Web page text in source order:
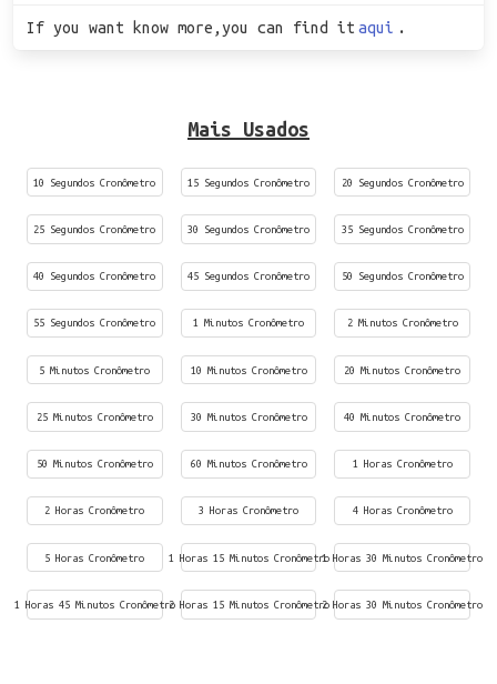
If you want know more,you can find it aqui .
Mais Usados
10 Segundos Cronômetro 15 Segundos Cronômetro 20 Segundos Cronômetro
25 Segundos Cronômetro 30 Segundos Cronômetro 35 Segundos Cronômetro
40 Segundos Cronômetro 45 Segundos Cronômetro 50 Segundos Cronômetro
55 Segundos Cronômetro 1 Minutos Cronômetro 2 Minutos Cronômetro
5 Minutos Cronômetro 10 Minutos Cronômetro 20 Minutos Cronômetro
25 Minutos Cronômetro 30 Minutos Cronômetro 40 Minutos Cronômetro
50 Minutos Cronômetro 60 Minutos Cronômetro 1 Horas Cronômetro
2 Horas Cronômetro 3 Horas Cronômetro 4 Horas Cronômetro
5 Horas Cronômetro 1 Horas 15 Minutos Cronômetro1 Horas 30 Minutos Cronômetro
1 Horas 45 Minutos Cronômetro2 Horas 15 Minutos Cronômetro2 Horas 30 Minutos Cronômetro